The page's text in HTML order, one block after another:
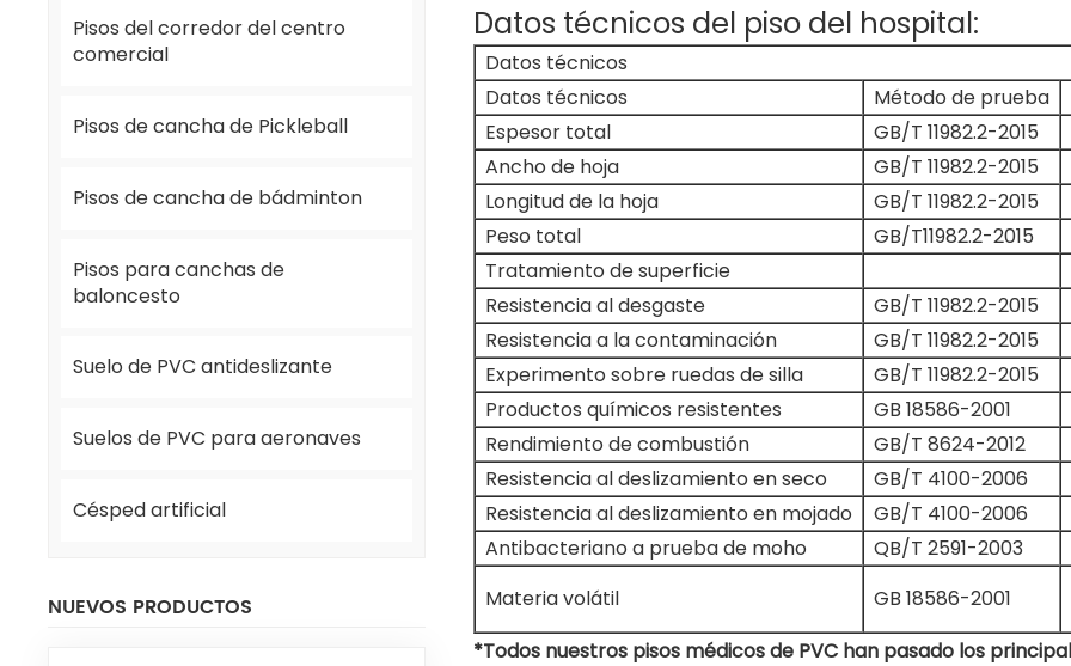
Pisos del corredor del centro
comercial
Pisos de cancha de Pickleball
Pisos de cancha de bádminton
Pisos para canchas de
baloncesto
Suelo de PVC antideslizante
Suelos de PVC para aeronaves
Césped artificial
NUEVOS PRODUCTOS
Datos técnicos del piso del hospital:
Datos técnicos
Datos técnicos
Método de prueba
Espesor total
GB/T 11982.2-2015
Ancho de hoja
GB/T 11982.2-2015
Longitud de la hoja
GB/T 11982.2-2015
Peso total
GB/T11982.2-2015
Tratamiento de superficie
Resistencia al desgaste
GB/T 11982.2-2015
Resistencia a la contaminación
GB/T 11982.2-2015
Experimento sobre ruedas de silla
GB/T 11982.2-2015
Productos químicos resistentes
GB 18586-2001
Rendimiento de combustión
GB/T 8624-2012
Resistencia al deslizamiento en seco
GB/T 4100-2006
Resistencia al deslizamiento en mojado
GB/T 4100-2006
Antibacteriano a prueba de moho
QB/T 2591-2003
Materia volátil
GB 18586-2001
*Todos nuestros pisos médicos de PVC han pasado los